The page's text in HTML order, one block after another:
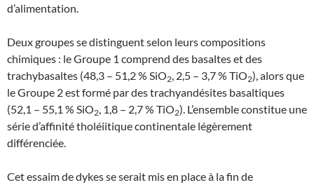
d’alimentation.
Deux groupes se distinguent selon leurs compositions
chimiques : le Groupe 1 comprend des basaltes et des
trachybasaltes (48,3 – 51,2 % SiO2 , 2,5 – 3,7 % TiO2), alors que
le Groupe 2 est formé par des trachyandésites basaltiques
(52,1 – 55,1 % SiO2 , 1,8 – 2,7 % TiO2). L’ensemble constitue une
série d’affinité tholéiitique continentale légèrement
différenciée.
Cet essaim de dykes se serait mis en place à la fin de